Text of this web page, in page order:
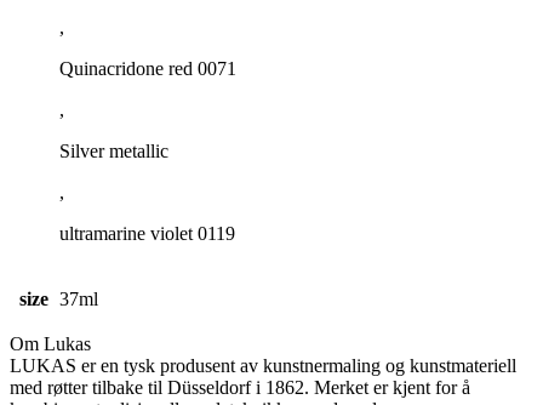
,
Quinacridone red 0071
,
Silver metallic
,
ultramarine violet 0119
size 37ml
Om Lukas
LUKAS er en tysk produsent av kunstnermaling og kunstmateriell
med røtter tilbake til Düsseldorf i 1862. Merket er kjent for å